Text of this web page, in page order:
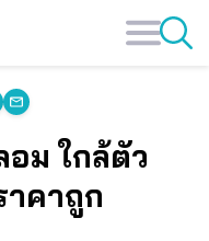
ม ใกล้ตัว
าคาถูก